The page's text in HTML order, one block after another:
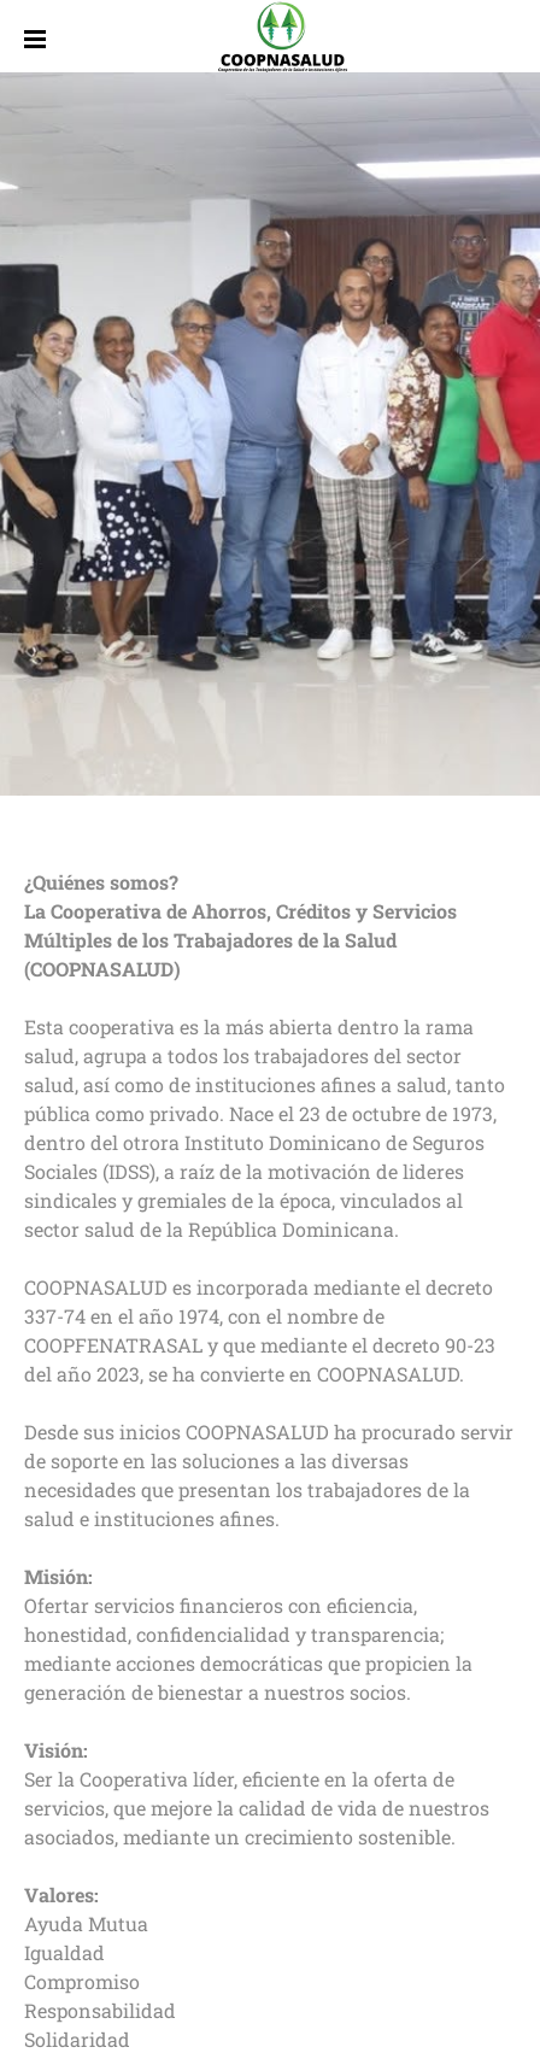
¿Quiénes somos?
La Cooperativa de Ahorros, Créditos y Servicios
Múltiples de los Trabajadores de la Salud
(COOPNASALUD)
Esta cooperativa es la más abierta dentro la rama
salud, agrupa a todos los trabajadores del sector
salud, así como de instituciones afines a salud, tanto
pública como privado. Nace el 23 de octubre de 1973,
dentro del otrora Instituto Dominicano de Seguros
Sociales (IDSS), a raíz de la motivación de lideres
sindicales y gremiales de la época, vinculados al
sector salud de la República Dominicana.
COOPNASALUD es incorporada mediante el decreto
337-74 en el año 1974, con el nombre de
COOPFENATRASAL y que mediante el decreto 90-23
del año 2023, se ha convierte en COOPNASALUD.
Desde sus inicios COOPNASALUD ha procurado servir
de soporte en las soluciones a las diversas
necesidades que presentan los trabajadores de la
salud e instituciones afines.
Misión:
Ofertar servicios financieros con eficiencia,
honestidad, confidencialidad y transparencia;
mediante acciones democráticas que propicien la
generación de bienestar a nuestros socios.
Visión:
Ser la Cooperativa líder, eficiente en la oferta de
servicios, que mejore la calidad de vida de nuestros
asociados, mediante un crecimiento sostenible.
Valores:
Ayuda Mutua
Igualdad
Compromiso
Responsabilidad
Solidaridad